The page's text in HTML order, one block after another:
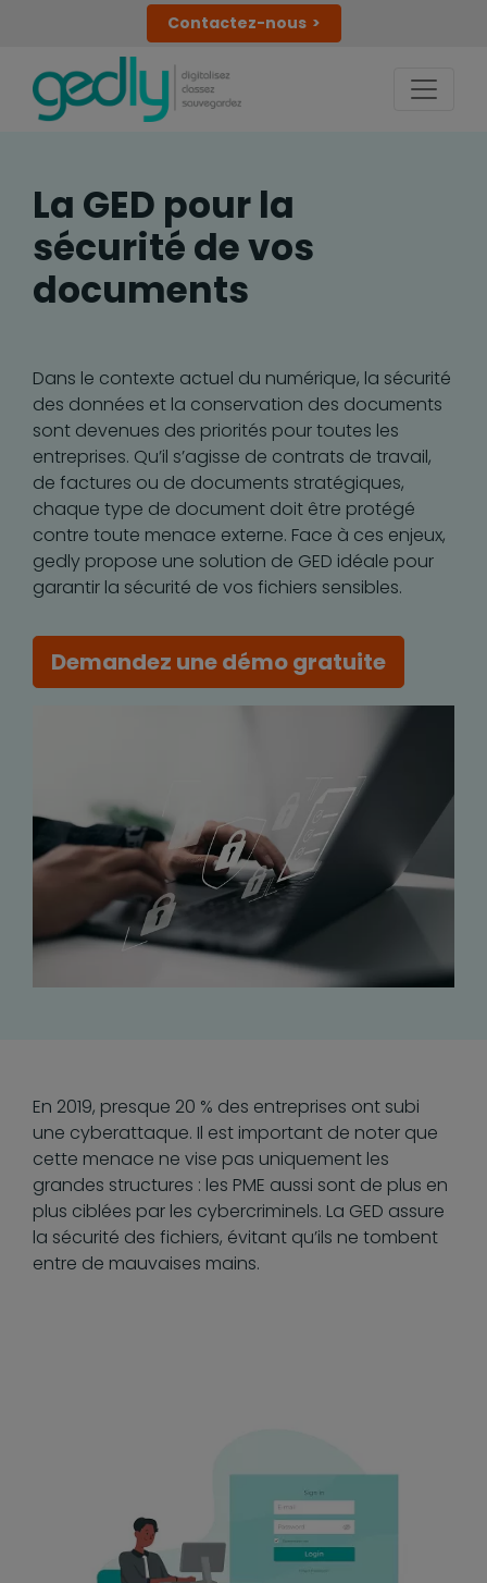
Contactez-nous
La GED pour la
sécurité de vos
documents
Dans le contexte actuel du numérique, la sécurité
des données et la conservation des documents
sont devenues des priorités pour toutes les
entreprises. Qu’il s’agisse de contrats de travail,
de factures ou de documents stratégiques,
chaque type de document doit être protégé
contre toute menace externe. Face à ces enjeux,
gedly propose une solution de GED idéale pour
garantir la sécurité de vos fichiers sensibles.
Demandez une démo gratuite
En 2019, presque 20 % des entreprises ont subi
une cyberattaque. Il est important de noter que
cette menace ne vise pas uniquement les
grandes structures : les PME aussi sont de plus en
plus ciblées par les cybercriminels. La GED assure
la sécurité des fichiers, évitant qu’ils ne tombent
entre de mauvaises mains.